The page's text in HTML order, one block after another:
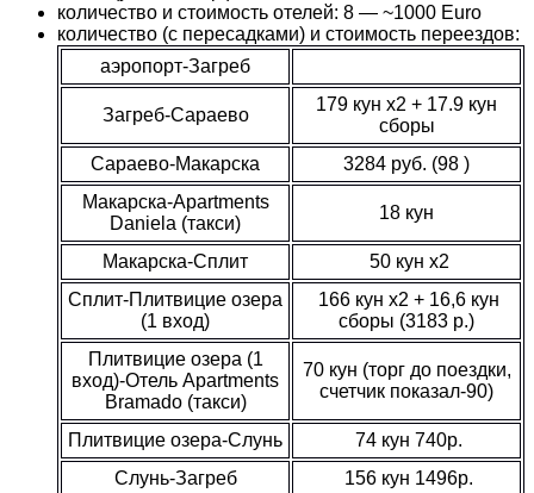
количество и стоимость отелей: 8 — ~1000 Euro
количество (с пересадками) и стоимость переездов:
аэропорт-Загреб
Загреб-Сараево
179 кун x2 + 17.9 кун
сборы
Сараево-Макарска
3284 руб. (98 )
Макарска-Apartments
Daniela (такси)
18 кун
Макарска-Сплит
50 кун x2
Сплит-Плитвицие озера
(1 вход)
166 кун x2 + 16,6 кун
сборы (3183 р.)
Плитвицие озера (1
вход)-Отель Apartments
Bramado (такси)
70 кун (торг до поездки,
счетчик показал-90)
Плитвицие озера-Слунь
74 кун 740р.
Слунь-Загреб
156 кун 1496р.